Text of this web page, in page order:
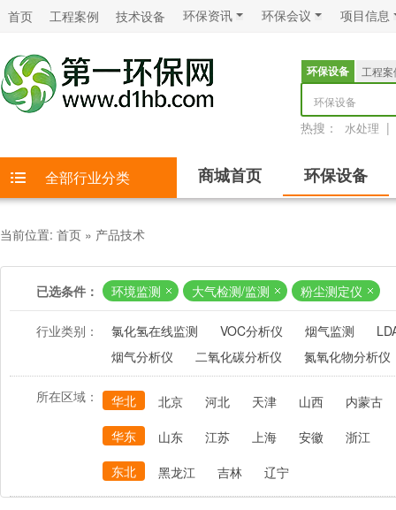
首页 工程案例 技术设备 环保资讯 环保会议 项目信息
环保设备
工程案
环保设备
热搜： 水处理 |
全部行业分类 商城首页 环保设备
当前位置: 首页 » 产品技术
已选条件： 环境监测 大气检测/监测 粉尘测定仪
行业类别： 氯化氢在线监测 VOC分析仪 烟气监测
烟气分析仪
二氧化碳分析仪 氮氧化物分析仪
所在区域： 华北 北京 河北 天津 山西
内蒙古
华东
山东 江苏 上海 安徽
浙江
东北
黑龙江 吉林 辽宁